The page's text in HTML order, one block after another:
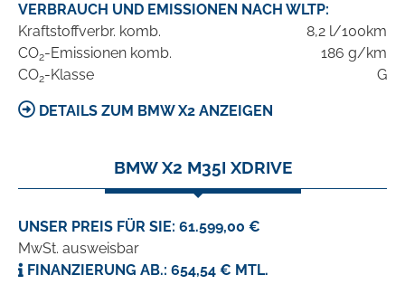
VERBRAUCH UND EMISSIONEN NACH WLTP:
Kraftstoffverbr. komb.
8,2 l/100km
CO2-Emissionen komb.
186 g/km
CO2-Klasse G
DETAILS ZUM BMW X2 ANZEIGEN
BMW X2 M35I XDRIVE
UNSER PREIS FÜR SIE: 61.599,00 €
MwSt. ausweisbar
FINANZIERUNG AB.: 654,54 € MTL.